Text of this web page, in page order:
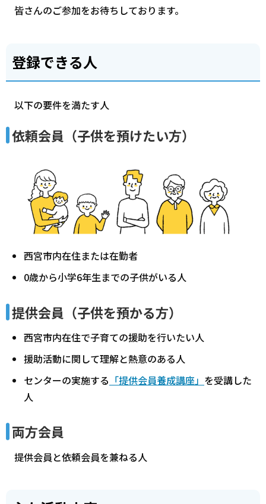
皆さんのご参加をお待ちしております。
登録できる人
以下の要件を満たす人
依頼会員（子供を預けたい方）
西宮市内在住または在勤者
0歳から小学6年生までの子供がいる人
提供会員（子供を預かる方）
西宮市内在住で子育ての援助を行いたい人
援助活動に関して理解と熱意のある人
センターの実施する 「提供会員養成講座」 を受講した
人
両方会員
提供会員と依頼会員を兼ねる人